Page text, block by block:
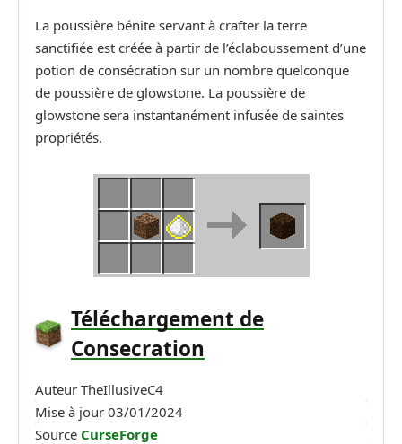
La poussière bénite servant à crafter la terre
sanctifiée est créée à partir de l’éclaboussement d’une
potion de consécration sur un nombre quelconque
de poussière de glowstone. La poussière de
glowstone sera instantanément infusée de saintes
propriétés.
Téléchargement de
Consecration
Auteur TheIllusiveC4
Mise à jour 03/01/2024
Source CurseForge